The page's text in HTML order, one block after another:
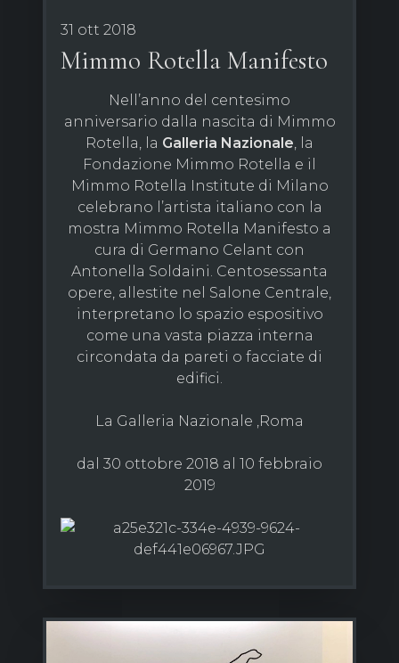
31 ott 2018
Mimmo Rotella Manifesto
Nell’anno del centesimo
anniversario dalla nascita di Mimmo
Rotella, la Galleria Nazionale, la
Fondazione Mimmo Rotella e il
Mimmo Rotella Institute di Milano
celebrano l’artista italiano con la
mostra Mimmo Rotella Manifesto a
cura di Germano Celant con
Antonella Soldaini. Centosessanta
opere, allestite nel Salone Centrale,
interpretano lo spazio espositivo
come una vasta piazza interna
circondata da pareti o facciate di
edifici.
La Galleria Nazionale ,Roma
dal 30 ottobre 2018 al 10 febbraio
2019